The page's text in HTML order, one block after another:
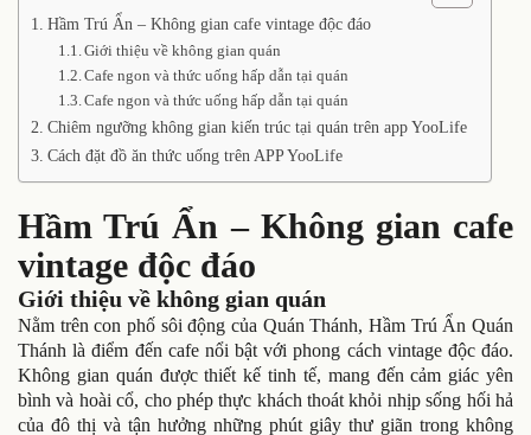
Hầm Trú Ẩn – Không gian cafe vintage độc đáo
Giới thiệu về không gian quán
Cafe ngon và thức uống hấp dẫn tại quán
Cafe ngon và thức uống hấp dẫn tại quán
Chiêm ngưỡng không gian kiến trúc tại quán trên app YooLife
Cách đặt đồ ăn thức uống trên APP YooLife
Hầm Trú Ẩn – Không gian cafe
vintage độc đáo
Giới thiệu về không gian quán
Nằm trên con phố sôi động của Quán Thánh, Hầm Trú Ẩn Quán
Thánh là điểm đến cafe nổi bật với phong cách vintage độc đáo.
Không gian quán được thiết kế tinh tế, mang đến cảm giác yên
bình và hoài cổ, cho phép thực khách thoát khỏi nhịp sống hối hả
của đô thị và tận hưởng những phút giây thư giãn trong không